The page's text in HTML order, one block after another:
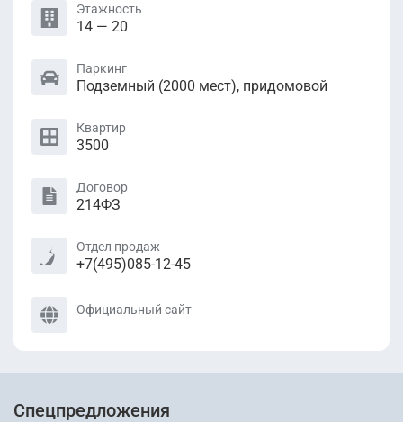
Этажность
14 — 20
Паркинг
Подземный (2000 мест), придомовой
Квартир
3500
Договор
214ФЗ
Отдел продаж
+7(495)085-12-45
Официальный сайт
Спецпредложения